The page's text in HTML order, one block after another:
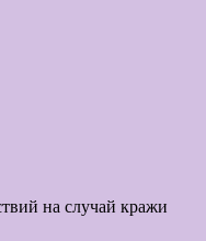
на случай кражи